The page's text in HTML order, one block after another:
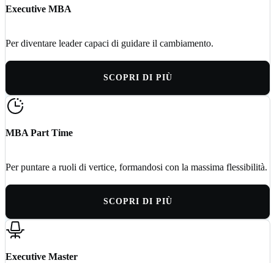
Executive MBA
Per diventare leader capaci di guidare il cambiamento.
SCOPRI DI PIÙ
MBA Part Time
Per puntare a ruoli di vertice, formandosi con la massima flessibilità.
SCOPRI DI PIÙ
Executive Master